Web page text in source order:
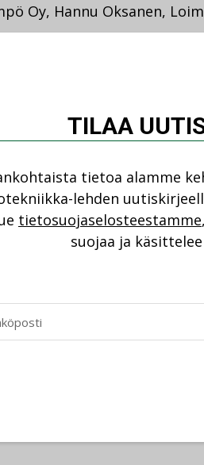
Oy, Hannu Oksanen,
Alva-yhtiöt Oy,
Kaukolämpö Oy,
Turku Energia ja
jaettiin myös Vuoden
Voittajaksi
saivat myös Alva-yhtiöt
TILAA
tietoa alamme
lehden
tietosuojaselosteestamme
suojaa ja